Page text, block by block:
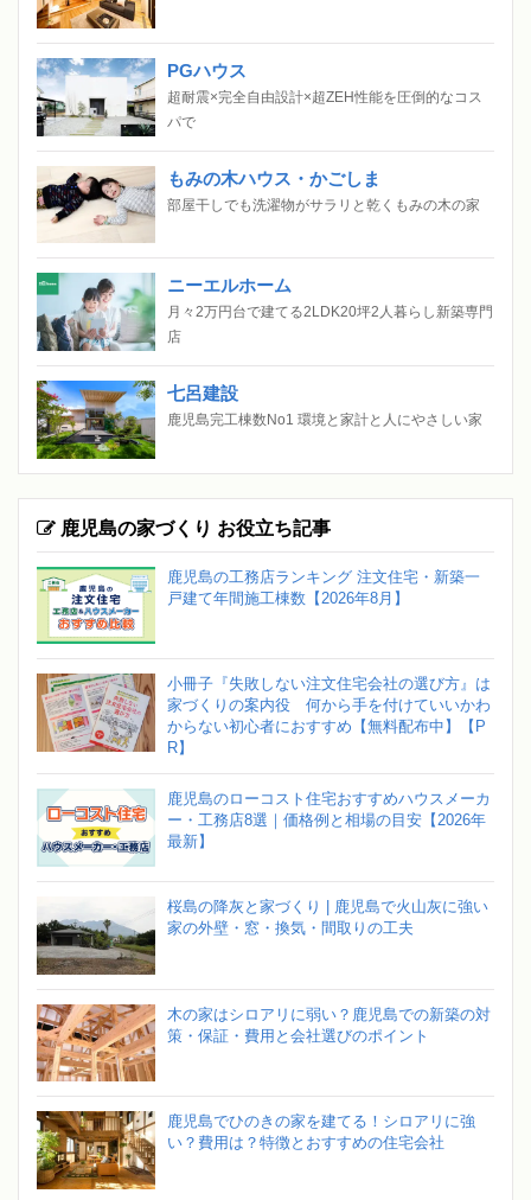
PGハウス
超耐震×完全自由設計×超ZEH性能を圧倒的なコス
パで
もみの木ハウス・かごしま
部屋干しでも洗濯物がサラリと乾くもみの木の家
ニーエルホーム
月々2万円台で建てる2LDK20坪2人暮らし新築専門
店
七呂建設
鹿児島完工棟数No1 環境と家計と人にやさしい家
鹿児島の家づくり お役立ち記事
鹿児島の工務店ランキング 注文住宅・新築一
戸建て年間施工棟数【2026年8月】
小冊子『失敗しない注文住宅会社の選び方』は
家づくりの案内役 何から手を付けていいかわ
からない初心者におすすめ【無料配布中】【P
R】
鹿児島のローコスト住宅おすすめハウスメーカ
ー・工務店8選｜価格例と相場の目安【2026年
最新】
桜島の降灰と家づくり | 鹿児島で火山灰に強い
家の外壁・窓・換気・間取りの工夫
木の家はシロアリに弱い？鹿児島での新築の対
策・保証・費用と会社選びのポイント
鹿児島でひのきの家を建てる！シロアリに強
い？費用は？特徴とおすすめの住宅会社